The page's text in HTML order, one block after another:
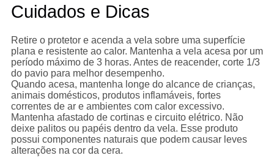
Cuidados e Dicas
Retire o protetor e acenda a vela sobre uma superfície
plana e resistente ao calor. Mantenha a vela acesa por um
período máximo de 3 horas. Antes de reacender, corte 1/3
do pavio para melhor desempenho.
Quando acesa, mantenha longe do alcance de crianças,
animais domésticos, produtos inflamáveis, fortes
correntes de ar e ambientes com calor excessivo.
Mantenha afastado de cortinas e circuito elétrico. Não
deixe palitos ou papéis dentro da vela. Esse produto
possui componentes naturais que podem causar leves
alterações na cor da cera.